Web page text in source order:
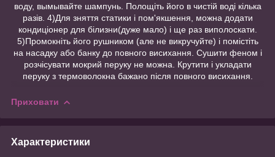
воду, вымывайте шампунь. Полощіть його в чистій воді кілька
разів. 4)Для зняття статики і пом'якшення, можна додати
кондиціонер для білизни(дуже мало) і ще раз виполоскати.
5)Промокніть його рушником (але не викручуйте) і помістіть
на насадку або банку до повного висихання. Сушити феном і
розчісувати мокрий перуку не можна. Крутити і укладати
перуку з термоволокна бажано після повного висихання.
Приховати
Характеристики